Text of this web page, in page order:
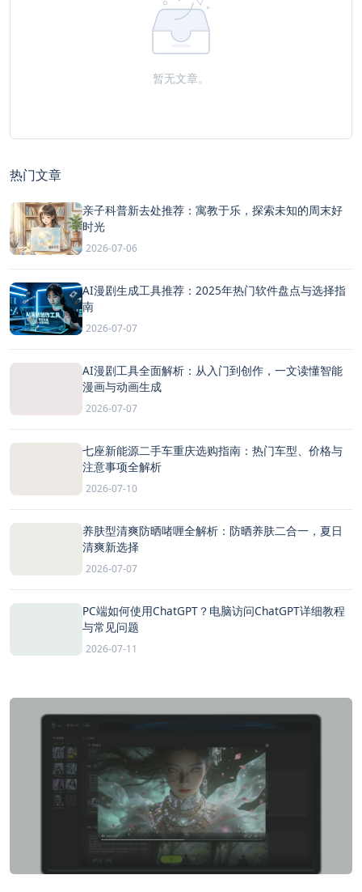
暂无文章。
热门文章
亲子科普新去处推荐：寓教于乐，探索未知的周末好
时光
2026-07-06
AI漫剧生成工具推荐：2025年热门软件盘点与选择指
南
2026-07-07
AI漫剧工具全面解析：从入门到创作，一文读懂智能
漫画与动画生成
2026-07-07
七座新能源二手车重庆选购指南：热门车型、价格与
注意事项全解析
2026-07-10
养肤型清爽防晒啫喱全解析：防晒养肤二合一，夏日
清爽新选择
2026-07-07
PC端如何使用ChatGPT？电脑访问ChatGPT详细教程
与常见问题
2026-07-11